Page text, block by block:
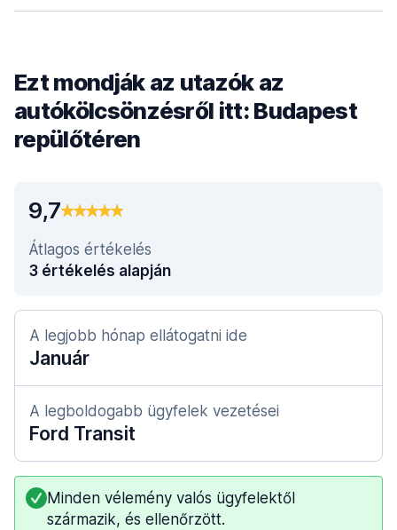
Ezt mondják az utazók az
autókölcsönzésről itt: Budapest
repülőtéren
9,7
Átlagos értékelés
3 értékelés alapján
A legjobb hónap ellátogatni ide
Január
A legboldogabb ügyfelek vezetései
Ford Transit
Minden vélemény valós ügyfelektől
származik, és ellenőrzött.